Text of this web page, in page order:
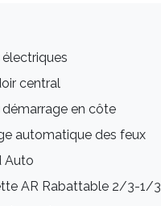
électriques
central
démarrage en côte
automatique des feux
Auto
AR Rabattable 2/3-1/3